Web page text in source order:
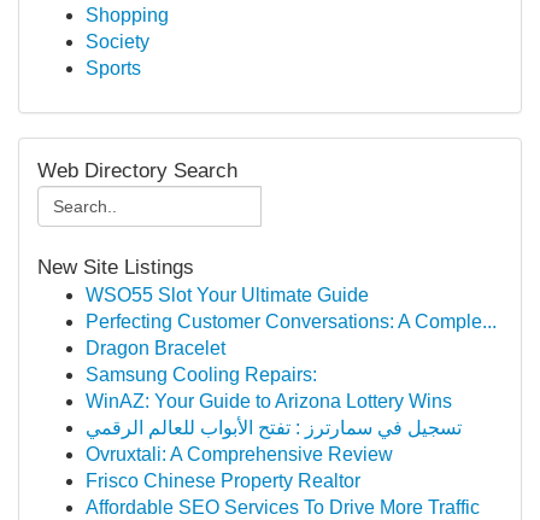
Shopping
Society
Sports
Web Directory Search
New Site Listings
WSO55 Slot Your Ultimate Guide
Perfecting Customer Conversations: A Comple...
Dragon Bracelet
Samsung Cooling Repairs:
WinAZ: Your Guide to Arizona Lottery Wins
تسجيل في سمارترز : تفتح الأبواب للعالم الرقمي
Ovruxtali: A Comprehensive Review
Frisco Chinese Property Realtor
Affordable SEO Services To Drive More Traffic